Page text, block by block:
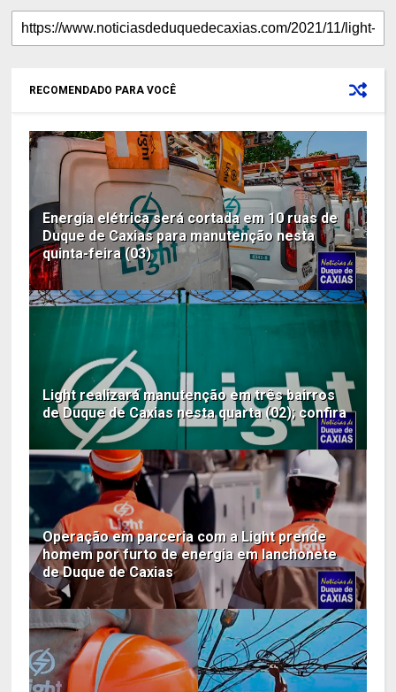
RECOMENDADO PARA VOCÊ
Energia elétrica será cortada em 10 ruas de
Duque de Caxias para manutenção nesta
quinta-feira (03)
Light realizará manutenção em três bairros
de Duque de Caxias nesta quarta (02); confira
Operação em parceria com a Light prende
homem por furto de energia em lanchonete
de Duque de Caxias